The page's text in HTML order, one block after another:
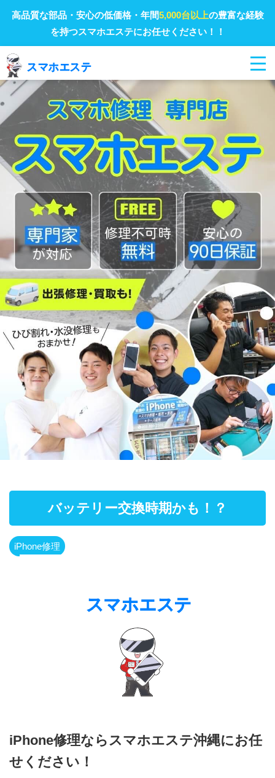
高品質な部品・安心の低価格・年間5,000台以上の豊富な経験
を持つスマホエステにお任せください！！
バッテリー交換時期かも！？
iPhone修理
iPhone修理ならスマホエステ沖縄にお任
せください！